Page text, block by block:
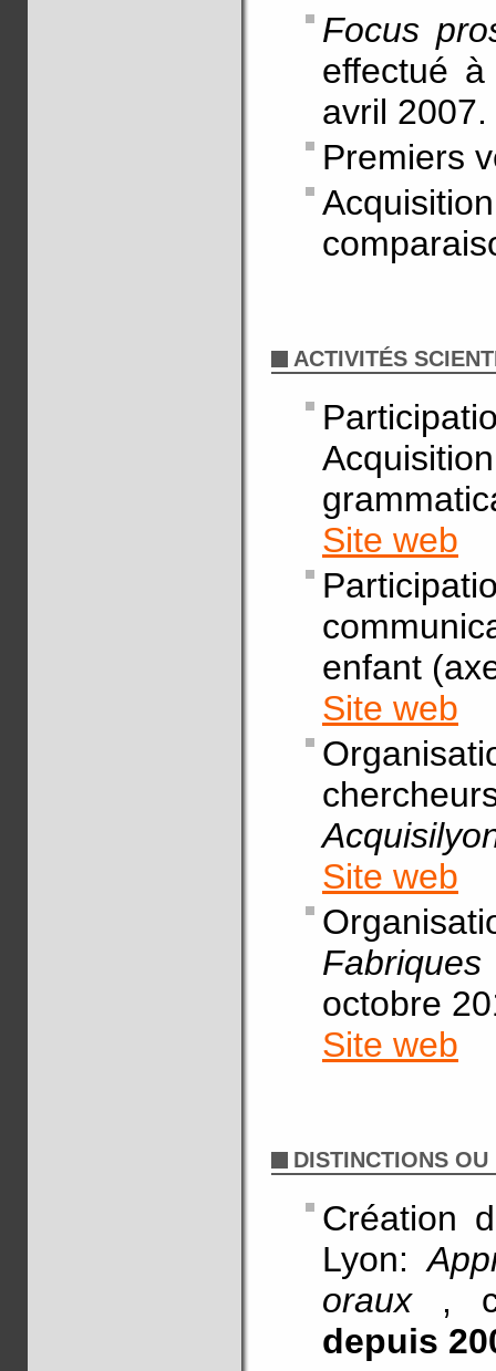
Focus
effectué
avril 2007.
Premiers
ACTIVITÉS
Site web
enfant
Site web
Site web
octobre
Site web
DISTINCTIONS
Création
Lyon:
oraux ,
depuis